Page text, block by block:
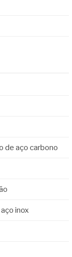
de aço carbono
inox